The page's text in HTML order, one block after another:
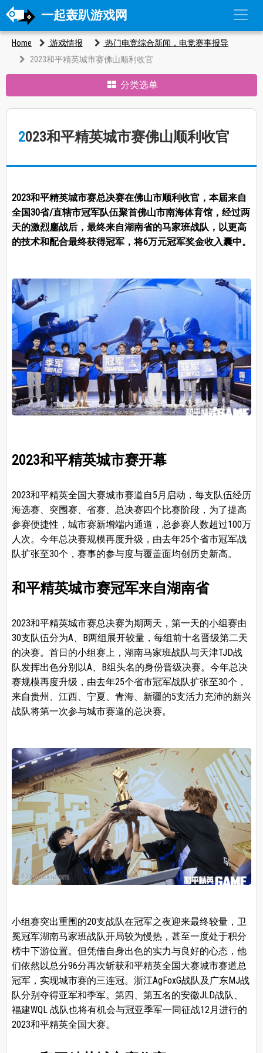
一起轰趴游戏网
Home 游戏情报
热门电竞综合新闻，电竞赛事报导
2023和平精英城市赛佛山顺利收官
分类选单
2023和平精英城市赛佛山顺利收官
2023和平精英城市赛总决赛在佛山市顺利收官，本届来自
全国30省/直辖市冠军队伍聚首佛山市南海体育馆，经过两
天的激烈鏖战后，最终来自湖南省的马家班战队，以更高
的技术和配合最终获得冠军，将6万元冠军奖金收入囊中。
2023和平精英城市赛开幕
2023和平精英全国大赛城市赛道自5月启动，每支队伍经历
海选赛、突围赛、省赛、总决赛四个比赛阶段，为了提高
参赛便捷性，城市赛新增端内通道，总参赛人数超过100万
人次。今年总决赛规模再度升级，由去年25个省市冠军战
队扩张至30个，赛事的参与度与覆盖面均创历史新高。
和平精英城市赛冠军来自湖南省
2023和平精英城市赛总决赛为期两天，第一天的小组赛由
30支队伍分为A、B两组展开较量，每组前十名晋级第二天
的决赛。首日的小组赛上，湖南马家班战队与天津TJD战
队发挥出色分别以A、B组头名的身份晋级决赛。今年总决
赛规模再度升级，由去年25个省市冠军战队扩张至30个，
来自贵州、江西、宁夏、青海、新疆的5支活力充沛的新兴
战队将第一次参与城市赛道的总决赛。
小组赛突出重围的20支战队在冠军之夜迎来最终较量，卫
冕冠军湖南马家班战队开局较为慢热，甚至一度处于积分
榜中下游位置。但凭借自身出色的实力与良好的心态，他
们依然以总分96分再次斩获和平精英全国大赛城市赛道总
冠军，实现城市赛的三连冠。浙江AgFoxG战队及广东MJ战
队分别夺得亚军和季军。第四、第五名的安徽JLD战队、
福建WQL 战队也将有机会与冠亚季军一同征战12月进行的
2023和平精英全国大赛。